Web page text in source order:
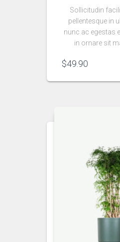
Sollicitudin
pellentesque in
nunc ac egestas
in ornare sit
$49.90